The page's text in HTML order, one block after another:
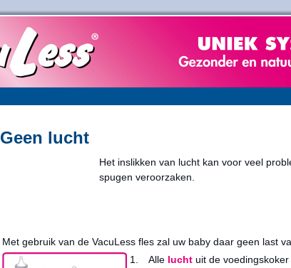
Geen lucht
Het inslikken van lucht kan voor veel
spugen veroorzaken.
Met gebruik van de VacuLess fles zal uw baby daar geen last
1.
Alle lucht uit de